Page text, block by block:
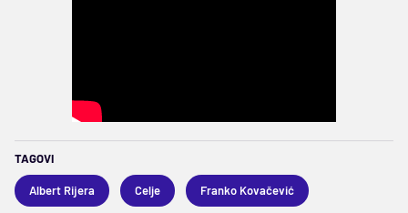
TAGOVI
Albert Rijera Celje Franko Kovačević